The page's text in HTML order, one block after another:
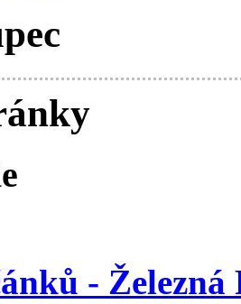
- Železná